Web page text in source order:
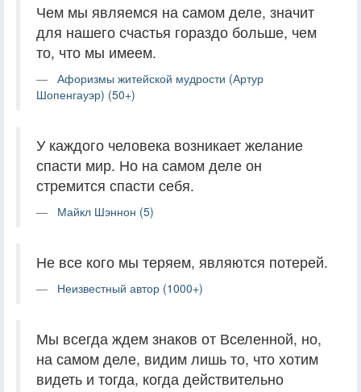
Чем мы являемся на самом деле, значит
для нашего счастья гораздо больше, чем
то, что мы имеем.
Афоризмы житейской мудрости (Артур
Шопенгауэр) (50+)
У каждого человека возникает желание
спасти мир. Но на самом деле он
стремится спасти себя.
Майкл Шэннон (5)
Не все кого мы теряем, являются потерей.
Неизвестный автор (1000+)
Мы всегда ждем знаков от Вселенной, но,
на самом деле, видим лишь то, что хотим
видеть и тогда, когда действительно